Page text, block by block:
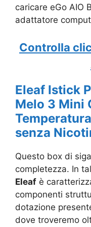
caricare eGo AIO
adattatore
Controlla
Eleaf Istick
Melo 3 Mini
senza
Questo box di
completezza. In
Eleaf è
componenti
dotazione
dove troveremo